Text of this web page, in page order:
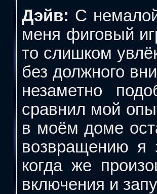
Дэйв: С
меня фиговый
то слишком
без должного
незаметно
сравнил мой
в моём доме
возвращению я
когда же
включения и